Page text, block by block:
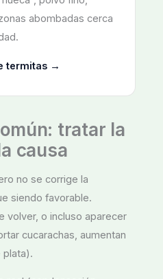
abombadas cerca
termitas →
tratar la
causa
no se corrige la
siendo favorable.
volver, o incluso aparecer
cucarachas, aumentan
plata).